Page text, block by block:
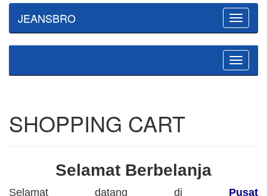
Toggle
JEANSBRO
Toggle
SHOPPING CART
Selamat Berbelanja
Selamat datang di Pusat